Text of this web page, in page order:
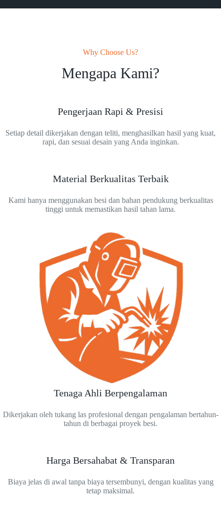
Why Choose Us?
Mengapa Kami?
Pengerjaan Rapi & Presisi
Setiap detail dikerjakan dengan teliti, menghasilkan hasil yang kuat,
rapi, dan sesuai desain yang Anda inginkan.
Material Berkualitas Terbaik
Kami hanya menggunakan besi dan bahan pendukung berkualitas
tinggi untuk memastikan hasil tahan lama.
Tenaga Ahli Berpengalaman
Dikerjakan oleh tukang las profesional dengan pengalaman bertahun-
tahun di berbagai proyek besi.
Harga Bersahabat & Transparan
Biaya jelas di awal tanpa biaya tersembunyi, dengan kualitas yang
tetap maksimal.